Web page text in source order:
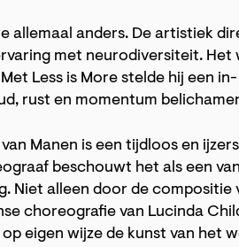
allemaal anders. De artistiek
met neurodiversiteit. Het
Less is More stelde hij een
rust en momentum
Manen is een tijdloos en
beschouwt het als een
Niet alleen door de compositie
choreografie van Lucinda
op eigen wijze de kunst van het